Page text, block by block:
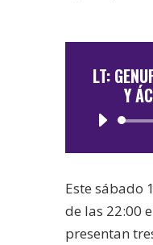
LT:
Y
Este sábado
de las 22:00
presentan